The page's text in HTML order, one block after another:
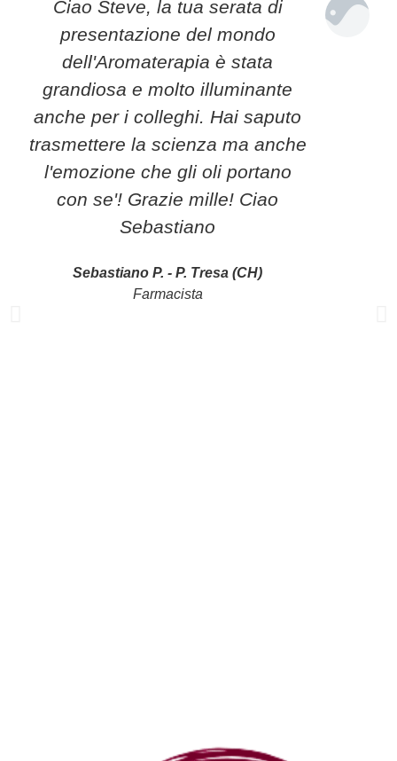
Ciao Steve, la tua serata di
presentazione del mondo
dell'Aromaterapia è stata
grandiosa e molto illuminante
anche per i colleghi. Hai saputo
trasmettere la scienza ma anche
l'emozione che gli oli portano
con se'! Grazie mille! Ciao
Sebastiano
Sebastiano P. - P. Tresa (CH)
Farmacista